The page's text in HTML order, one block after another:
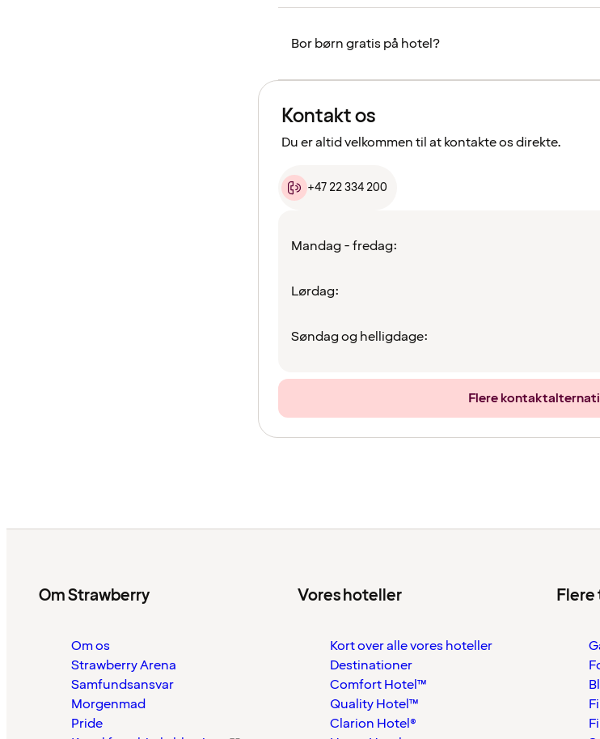
Bor børn gratis på hotel?
Kontakt os
Du er altid velkommen til at kontakte os direkte.
+47 22 334 200
Mandag - fredag:
Lørdag:
Søndag og helligdage:
Flere
Om Strawberry
Om os
Strawberry Arena
Samfundsansvar
Morgenmad
Pride
Vores hoteller
Kort over alle vores hoteller
Destinationer
Comfort Hotel™
Quality Hotel™
Clarion Hotel®